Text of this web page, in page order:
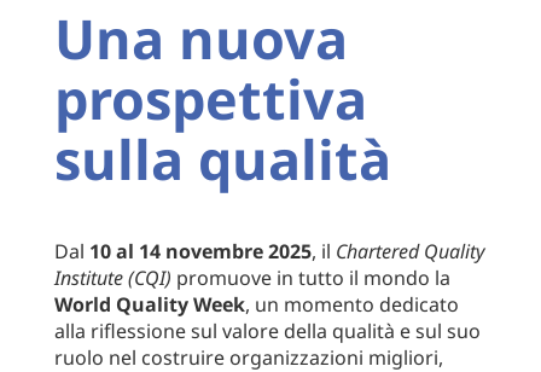
Una nuova
prospettiva
sulla qualità
Dal 10 al 14 novembre 2025, il Chartered Quality
Institute (CQI) promuove in tutto il mondo la
World Quality Week, un momento dedicato
alla riflessione sul valore della qualità e sul suo
ruolo nel costruire organizzazioni migliori,